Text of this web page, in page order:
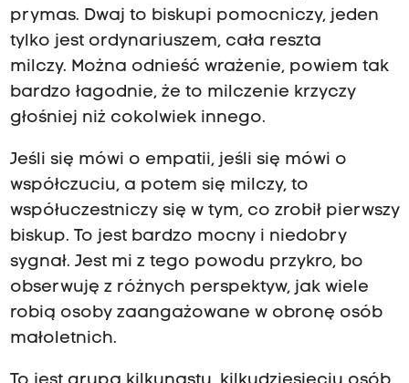
prymas. Dwaj to biskupi pomocniczy, jeden
tylko jest ordynariuszem, cała reszta
milczy. Można odnieść wrażenie, powiem tak
bardzo łagodnie, że to milczenie krzyczy
głośniej niż cokolwiek innego.
Jeśli się mówi o empatii, jeśli się mówi o
współczuciu, a potem się milczy, to
współuczestniczy się w tym, co zrobił pierwszy
biskup. To jest bardzo mocny i niedobry
sygnał. Jest mi z tego powodu przykro, bo
obserwuję z różnych perspektyw, jak wiele
robią osoby zaangażowane w obronę osób
małoletnich.